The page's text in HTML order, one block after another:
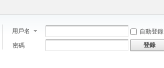
用戶名 自動登錄
密碼
登錄